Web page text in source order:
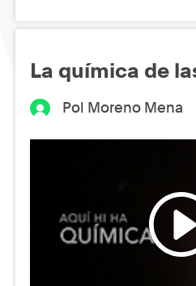
La química de
Pol Moreno Mena